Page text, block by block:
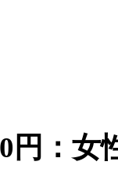
円：女